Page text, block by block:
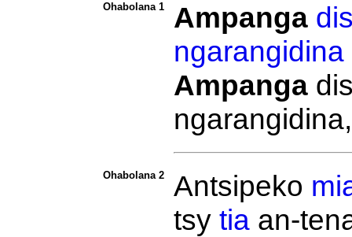
Ohabolana 1 Ampanga
ngarangidina
Ampanga
Ohabolana 2 Antsipeko
tsy tiaan-